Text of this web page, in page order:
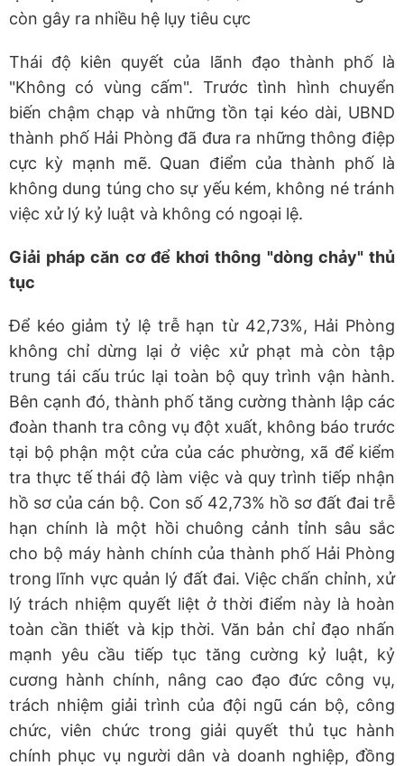
còn gây ra nhiều hệ lụy tiêu cực
Thái độ kiên quyết của lãnh đạo thành phố là
"Không có vùng cấm". Trước tình hình chuyển
biến chậm chạp và những tồn tại kéo dài, UBND
thành phố Hải Phòng đã đưa ra những thông điệp
cực kỳ mạnh mẽ. Quan điểm của thành phố là
không dung túng cho sự yếu kém, không né tránh
việc xử lý kỷ luật và không có ngoại lệ.
Giải pháp căn cơ để khơi thông "dòng chảy" thủ
tục
Để kéo giảm tỷ lệ trễ hạn từ 42,73%, Hải Phòng
không chỉ dừng lại ở việc xử phạt mà còn tập
trung tái cấu trúc lại toàn bộ quy trình vận hành.
Bên cạnh đó, thành phố tăng cường thành lập các
đoàn thanh tra công vụ đột xuất, không báo trước
tại bộ phận một cửa của các phường, xã để kiểm
tra thực tế thái độ làm việc và quy trình tiếp nhận
hồ sơ của cán bộ. Con số 42,73% hồ sơ đất đai trễ
hạn chính là một hồi chuông cảnh tỉnh sâu sắc
cho bộ máy hành chính của thành phố Hải Phòng
trong lĩnh vực quản lý đất đai. Việc chấn chỉnh, xử
lý trách nhiệm quyết liệt ở thời điểm này là hoàn
toàn cần thiết và kịp thời. Văn bản chỉ đạo nhấn
mạnh yêu cầu tiếp tục tăng cường kỷ luật, kỷ
cương hành chính, nâng cao đạo đức công vụ,
trách nhiệm giải trình của đội ngũ cán bộ, công
chức, viên chức trong giải quyết thủ tục hành
chính phục vụ người dân và doanh nghiệp, đồng